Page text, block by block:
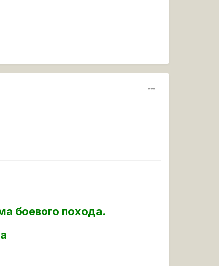
боевого похода.